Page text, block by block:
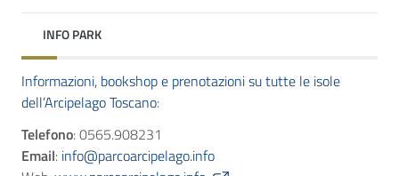
INFO PARK
Informazioni, bookshop e prenotazioni su tutte le isole
dell’Arcipelago Toscano:
Telefono: 0565.908231
Email: info@parcoarcipelago.info